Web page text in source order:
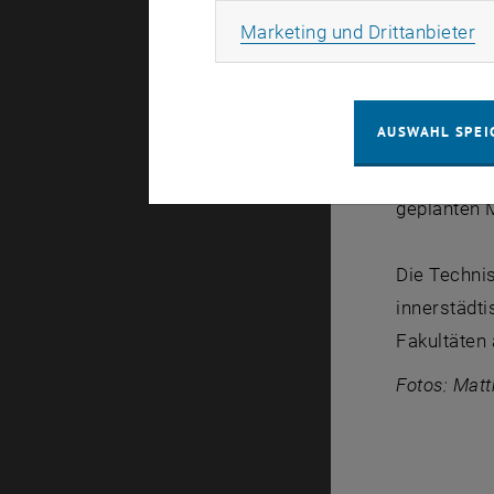
für das
Josef
geplanten
Die
Fakultäten
Fotos:
Marketing und Drittanbieter
AUSWAHL